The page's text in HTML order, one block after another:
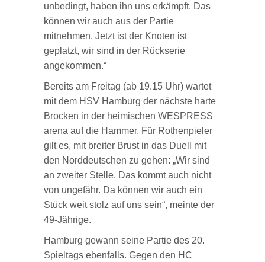
unbedingt, haben ihn uns erkämpft. Das
können wir auch aus der Partie
mitnehmen. Jetzt ist der Knoten ist
geplatzt, wir sind in der Rückserie
angekommen.“
Bereits am Freitag (ab 19.15 Uhr) wartet
mit dem HSV Hamburg der nächste harte
Brocken in der heimischen WESPRESS
arena auf die Hammer. Für Rothenpieler
gilt es, mit breiter Brust in das Duell mit
den Norddeutschen zu gehen: „Wir sind
an zweiter Stelle. Das kommt auch nicht
von ungefähr. Da können wir auch ein
Stück weit stolz auf uns sein“, meinte der
49-Jährige.
Hamburg gewann seine Partie des 20.
Spieltags ebenfalls. Gegen den HC